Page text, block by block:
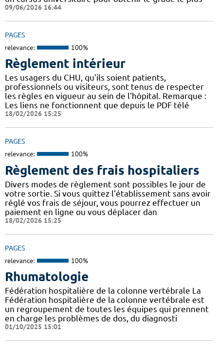
09/06/2026 16:44
PAGES
relevance: 100%
Règlement intérieur
Les usagers du CHU, qu'ils soient patients,
professionnels ou visiteurs, sont tenus de respecter
les règles en vigueur au sein de l'hôpital. Remarque :
Les liens ne fonctionnent que depuis le PDF télé
18/02/2026 15:25
PAGES
relevance: 100%
Règlement des frais hospitaliers
Divers modes de règlement sont possibles le jour de
votre sortie. Si vous quittez l’établissement sans avoir
réglé vos frais de séjour, vous pourrez effectuer un
paiement en ligne ou vous déplacer dan
18/02/2026 15:25
PAGES
relevance: 100%
Rhumatologie
Fédération hospitalière de la colonne vertébrale La
Fédération hospitalière de la colonne vertébrale est
un regroupement de toutes les équipes qui prennent
en charge les problèmes de dos, du diagnosti
01/10/2025 15:01